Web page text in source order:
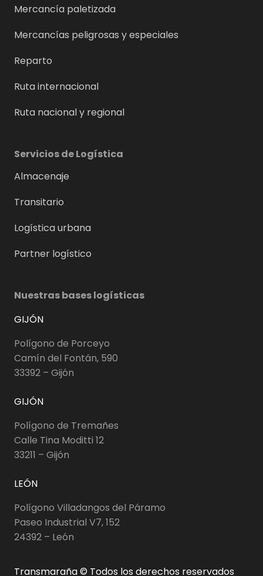
Mercancía paletizada
Mercancías peligrosas y especiales
Reparto
Ruta internacional
Ruta nacional y regional
Servicios de Logística
Almacenaje
Transitario
Logística urbana
Partner logístico
Nuestras bases logísticas
GIJÓN
Polígono de Porceyo
Camín del Fontán, 590
33392 – Gijón
GIJÓN
Polígono de Tremañes
Calle Tina Moditti 12
33211 – Gijón
LEÓN
Polígono Villadangos del Páramo
Paseo Industrial V7, 152
24392 – León
Transmaraña © Todos los derechos reservados